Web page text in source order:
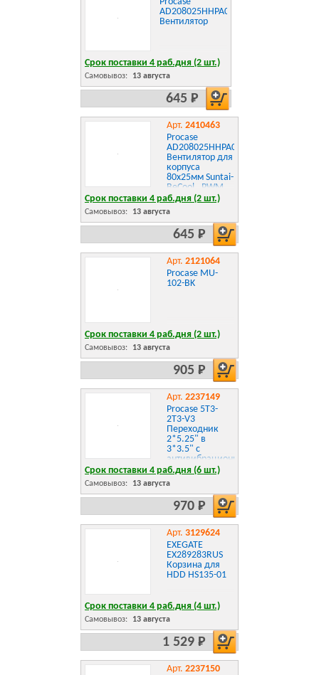
AD208025HHPA03
Вентилятор
Срок поставки 4 раб.дня (2 шт.)
Самовывоз: 13 августа
645 Р
Арт. 2410463
Procase
AD208025HHPA06
Вентилятор для
корпуса
80х25мм Suntai-
BeCool , PWM
4pin, 3600 rpm,
0.3A, 48.8CFM,
5.5mm-H2O,
35.8 dB
Срок поставки 4 раб.дня (2 шт.)
Самовывоз: 13 августа
645 Р
Арт. 2121064
Procase MU-
102-BK
Срок поставки 4 раб.дня (2 шт.)
Самовывоз: 13 августа
905 Р
Арт. 2237149
Procase 5T3-
2T3-V3
Переходник
2*5.25" в
3*3.5" с
антивибрационным
креплением
Срок поставки 4 раб.дня (6 шт.)
Самовывоз: 13 августа
970 Р
Арт. 3129624
EXEGATE
EX289283RUS
Корзина для
HDD HS135-01
Срок поставки 4 раб.дня (4 шт.)
Самовывоз: 13 августа
1 529 Р
Арт. 2237150